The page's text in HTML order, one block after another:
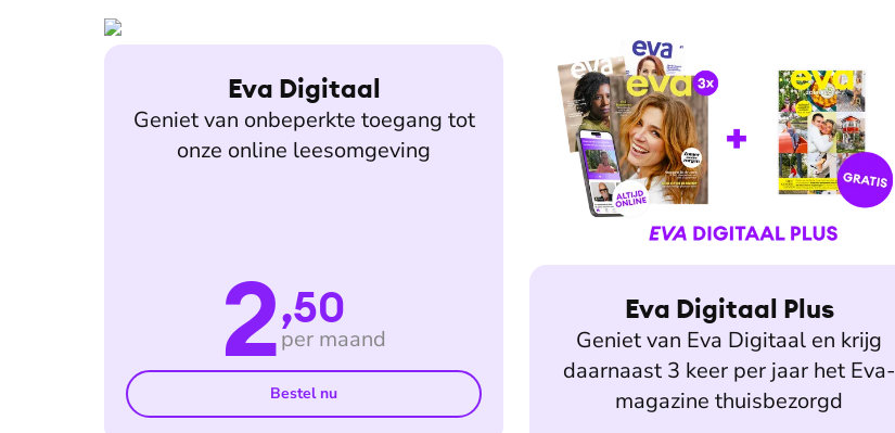
Eva Digitaal
Geniet van onbeperkte toegang tot
onze online leesomgeving
2,50
per maand
Bestel nu
Eva Digitaal Plus
Geniet van Eva Digitaal en krijg
daarnaast 3 keer per jaar het Eva-
magazine thuisbezorgd